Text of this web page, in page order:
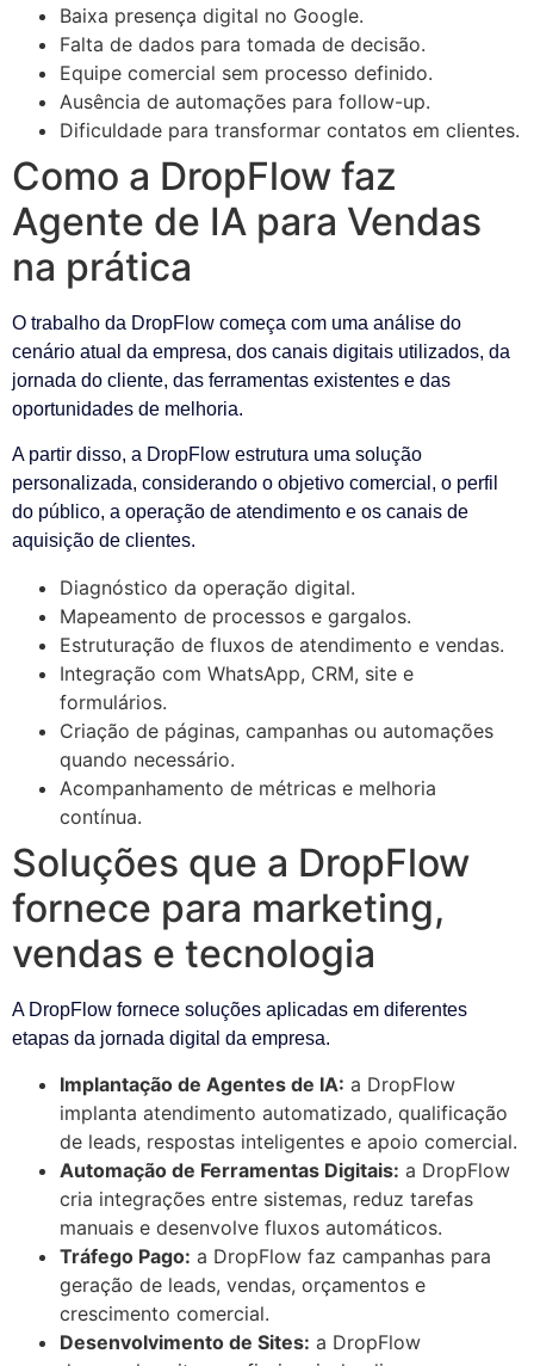
Baixa presença digital no Google.
Falta de dados para tomada de decisão.
Equipe comercial sem processo definido.
Ausência de automações para follow-up.
Dificuldade para transformar contatos em clientes.
Como a DropFlow faz
Agente de IA para Vendas
na prática
O trabalho da DropFlow começa com uma análise do
cenário atual da empresa, dos canais digitais utilizados, da
jornada do cliente, das ferramentas existentes e das
oportunidades de melhoria.
A partir disso, a DropFlow estrutura uma solução
personalizada, considerando o objetivo comercial, o perfil
do público, a operação de atendimento e os canais de
aquisição de clientes.
Diagnóstico da operação digital.
Mapeamento de processos e gargalos.
Estruturação de fluxos de atendimento e vendas.
Integração com WhatsApp, CRM, site e
formulários.
Criação de páginas, campanhas ou automações
quando necessário.
Acompanhamento de métricas e melhoria
contínua.
Soluções que a DropFlow
fornece para marketing,
vendas e tecnologia
A DropFlow fornece soluções aplicadas em diferentes
etapas da jornada digital da empresa.
Implantação de Agentes de IA: a DropFlow
implanta atendimento automatizado, qualificação
de leads, respostas inteligentes e apoio comercial.
Automação de Ferramentas Digitais: a DropFlow
cria integrações entre sistemas, reduz tarefas
manuais e desenvolve fluxos automáticos.
Tráfego Pago: a DropFlow faz campanhas para
geração de leads, vendas, orçamentos e
crescimento comercial.
Desenvolvimento de Sites: a DropFlow